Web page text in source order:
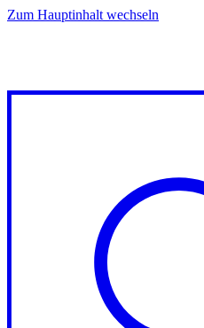
Zum Hauptinhalt wechseln